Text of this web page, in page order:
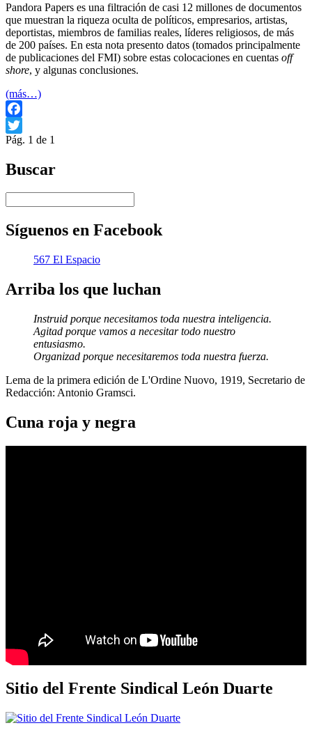
Pandora Papers es una filtración de casi 12 millones de documentos
que muestran la riqueza oculta de políticos, empresarios, artistas,
deportistas, miembros de familias reales, líderes religiosos, de más
de 200 países. En esta nota presento datos (tomados principalmente
de publicaciones del FMI) sobre estas colocaciones en cuentas off
shore, y algunas conclusiones.
(más…)
Facebook
Twitter
Pág. 1 de 1
Buscar
Síguenos en Facebook
567 El Espacio
Arriba los que luchan
Instruid porque necesitamos toda nuestra inteligencia.
Agitad porque vamos a necesitar todo nuestro
entusiasmo.
Organizad porque necesitaremos toda nuestra fuerza.
Lema de la primera edición de L'Ordine Nuovo, 1919, Secretario de
Redacción: Antonio Gramsci.
Cuna roja y negra
Sitio del Frente Sindical León Duarte